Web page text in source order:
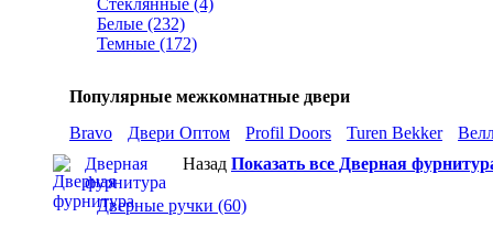
Стеклянные (4)
Белые (232)
Темные (172)
Популярные межкомнатные двери
Bravo
Двери Оптом Profil Doors Turen Bekker
Дверная
фурнитура
Назад Показать все Дверная
Дверные ручки (60)